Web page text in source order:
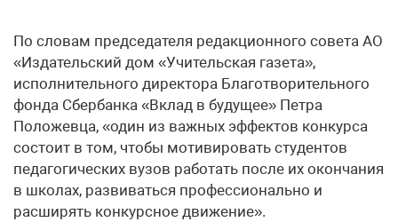
По словам председателя редакционного совета АО
«Издательский дом «Учительская газета»,
исполнительного директора Благотворительного
фонда Сбербанка «Вклад в будущее» Петра
Положевца, «один из важных эффектов конкурса
состоит в том, чтобы мотивировать студентов
педагогических вузов работать после их окончания
в школах, развиваться профессионально и
расширять конкурсное движение».